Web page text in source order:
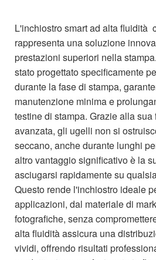
L'inchiostro smart ad alta fluidità
rappresenta una soluzione
prestazioni superiori nella
stato progettato specificamente
durante la fase di stampa,
manutenzione minima e
testine di stampa. Grazie alla
avanzata, gli ugelli non si
seccano, anche durante lunghi
altro vantaggio significativo è la
asciugarsi rapidamente su
Questo rende l'inchiostro ideale
applicazioni, dal materiale di
fotografiche, senza
alta fluidità assicura una
vividi, offrendo risultati